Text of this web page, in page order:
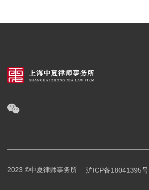
2023 ©中夏律师事务所 沪ICP备18041395号